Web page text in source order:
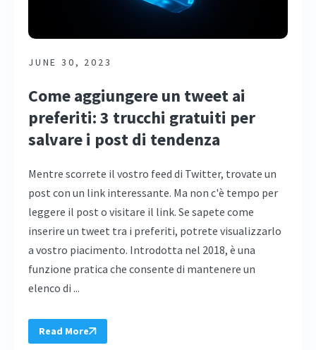
JUNE 30, 2023
Come aggiungere un tweet ai
preferiti: 3 trucchi gratuiti per
salvare i post di tendenza
Mentre scorrete il vostro feed di Twitter, trovate un
post con un link interessante. Ma non c'è tempo per
leggere il post o visitare il link. Se sapete come
inserire un tweet tra i preferiti, potrete visualizzarlo
a vostro piacimento. Introdotta nel 2018, è una
funzione pratica che consente di mantenere un
elenco di ...
Read More